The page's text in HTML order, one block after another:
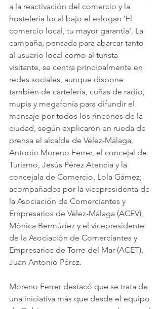
a la reactivación del comercio y la
hostelería local bajo el eslogan 'El
comercio local, tu mayor garantía'. La
campaña, pensada para abarcar tanto
al usuario local como al turista
visitante, se centra principalmente en
redes sociales, aunque dispone
también de cartelería, cuñas de radio,
mupis y megafonía para difundir el
mensaje por todos los rincones de la
ciudad, según explicaron en rueda de
prensa el alcalde de Vélez-Málaga,
Antonio Moreno Ferrer, el concejal de
Turismo, Jesús Pérez Atencia y la
concejala de Comercio, Lola Gámez;
acompañados por la vicepresidenta de
la Asociación de Comerciantes y
Empresarios de Vélez-Málaga (ACEV),
Mónica Bermúdez y el vicepresidente
de la Asociación de Comerciantes y
Empresarios de Torre del Mar (ACET),
Juan Antonio Pérez.
Moreno Ferrer destacó que se trata de
una iniciativa más que desde el equipo